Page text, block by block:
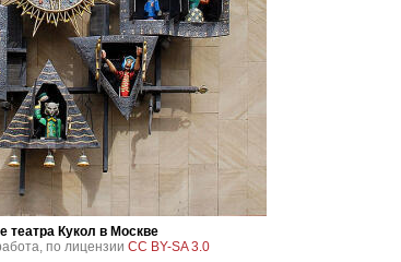
театра Кукол в Москве
по лицензии CC BY-SA 3.0